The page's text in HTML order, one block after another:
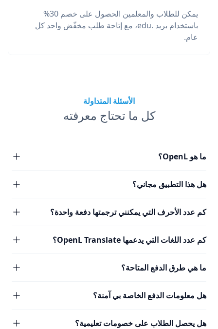
يمكن للطلاب والمعلمين الحصول على خصم 30%
باستخدام بريد .edu، مع إتاحة طلب مخفّض واحد كل
عام.
الأسئلة المتداولة
كل ما تحتاج معرفته
ما هو OpenL؟
هل هذا التطبيق مجاني؟
كم عدد الأحرف التي يمكنني ترجمتها دفعة واحدة؟
كم عدد اللغات التي يدعمها OpenL Translate؟
ما هي طرق الدفع المتاحة؟
هل معلومات الدفع الخاصة بي آمنة؟
هل يحصل الطلاب على خصومات تعليمية؟